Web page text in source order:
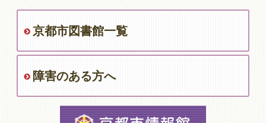
京都市図書館一覧
障害のある方へ